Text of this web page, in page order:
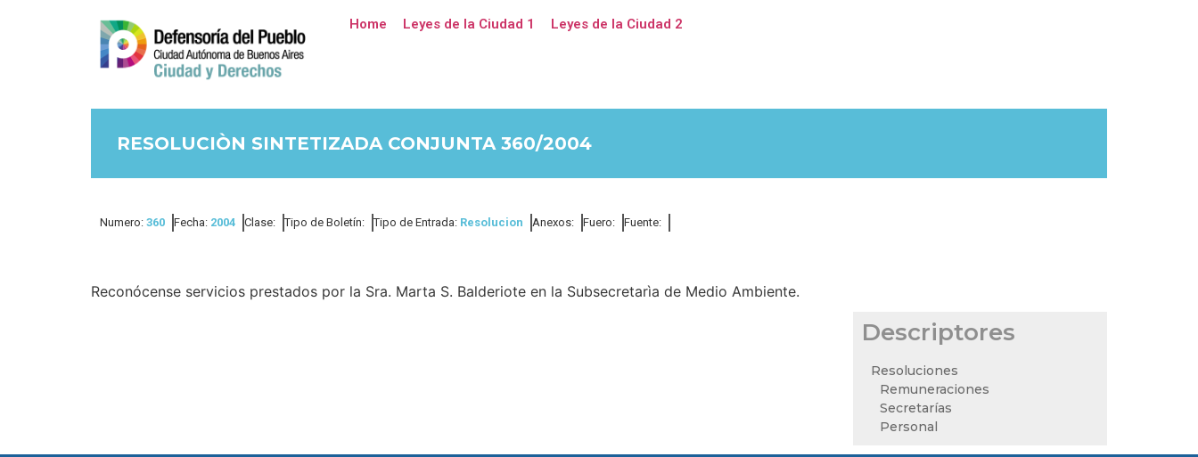
Home Leyes de la Ciudad 1 Leyes de la Ciudad 2
RESOLUCIÒN SINTETIZADA CONJUNTA 360/2004
Numero: 360 Fecha: 2004 Clase: Tipo de Boletín: Tipo de Entrada: Resolucion Anexos: Fuero: Fuente:
Reconócense servicios prestados por la Sra. Marta S. Balderiote en la Subsecretarìa de Medio Ambiente.
Descriptores
Resoluciones
Remuneraciones
Secretarías
Personal